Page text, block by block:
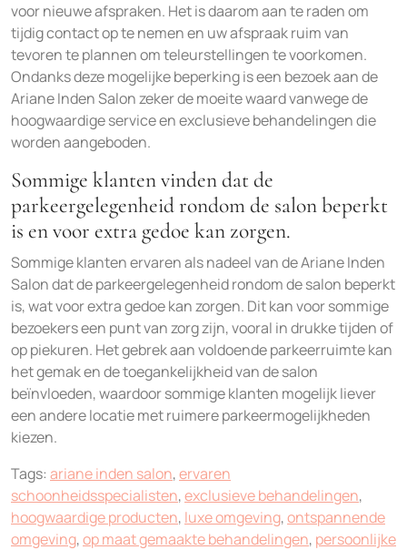
voor nieuwe afspraken. Het is daarom aan te raden om
tijdig contact op te nemen en uw afspraak ruim van
tevoren te plannen om teleurstellingen te voorkomen.
Ondanks deze mogelijke beperking is een bezoek aan de
Ariane Inden Salon zeker de moeite waard vanwege de
hoogwaardige service en exclusieve behandelingen die
worden aangeboden.
Sommige klanten vinden dat de
parkeergelegenheid rondom de salon beperkt
is en voor extra gedoe kan zorgen.
Sommige klanten ervaren als nadeel van de Ariane Inden
Salon dat de parkeergelegenheid rondom de salon beperkt
is, wat voor extra gedoe kan zorgen. Dit kan voor sommige
bezoekers een punt van zorg zijn, vooral in drukke tijden of
op piekuren. Het gebrek aan voldoende parkeerruimte kan
het gemak en de toegankelijkheid van de salon
beïnvloeden, waardoor sommige klanten mogelijk liever
een andere locatie met ruimere parkeermogelijkheden
kiezen.
Tags: ariane inden salon,ervaren
schoonheidsspecialisten,exclusieve behandelingen,
hoogwaardige producten, luxe omgeving,ontspannende
omgeving,op maat gemaakte behandelingen, persoonlijke